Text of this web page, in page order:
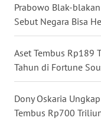
Prabowo Blak-
Sebut Negara Bisa
Aset Tembus Rp189
Tahun di Fortune
Dony Oskaria
Tembus Rp700
WN
KALTARA
WN
KALSEL
WN
KALTIM